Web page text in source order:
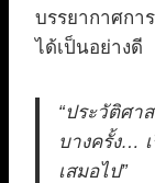
บรรยากาศกา
ได้เป็นอย่างดี
“ประวัติศา
บางครั้ง… เ
เสมอไป”